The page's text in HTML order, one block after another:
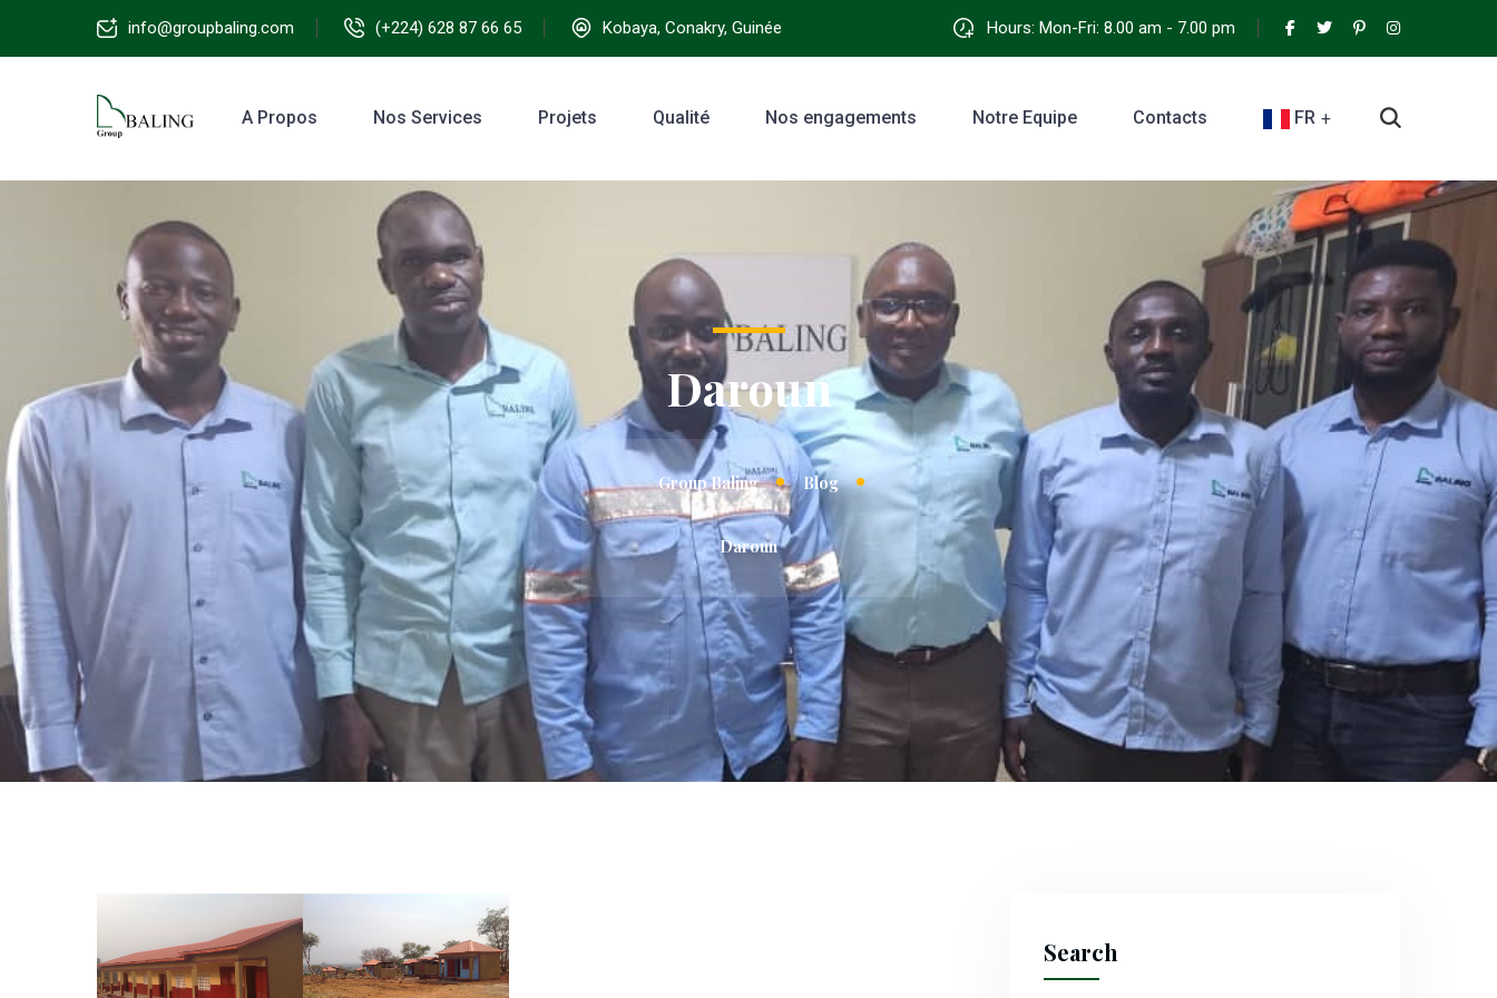
info@groupbaling.com (+224) 628 87 66 65 Kobaya, Conakry, Guinée Hours: Mon-Fri: 8.00 am - 7.00 pm
A Propos Nos Services Projets Qualité Nos engagements Notre Equipe Contacts FR
Daroun
Group Baling Blog
Daroun
Search